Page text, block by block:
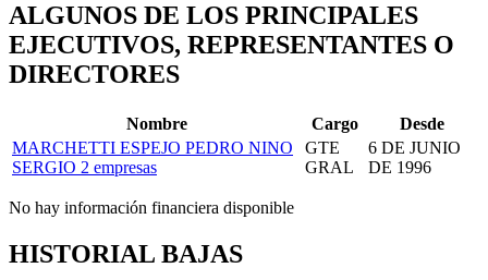
ALGUNOS DE LOS PRINCIPALES
EJECUTIVOS, REPRESENTANTES O
DIRECTORES
Nombre Cargo
Desde
MARCHETTI ESPEJO PEDRO NINO
SERGIO 2 empresas
GTE
GRAL
6 DE JUNIO
DE 1996
No hay información financiera disponible
HISTORIAL BAJAS